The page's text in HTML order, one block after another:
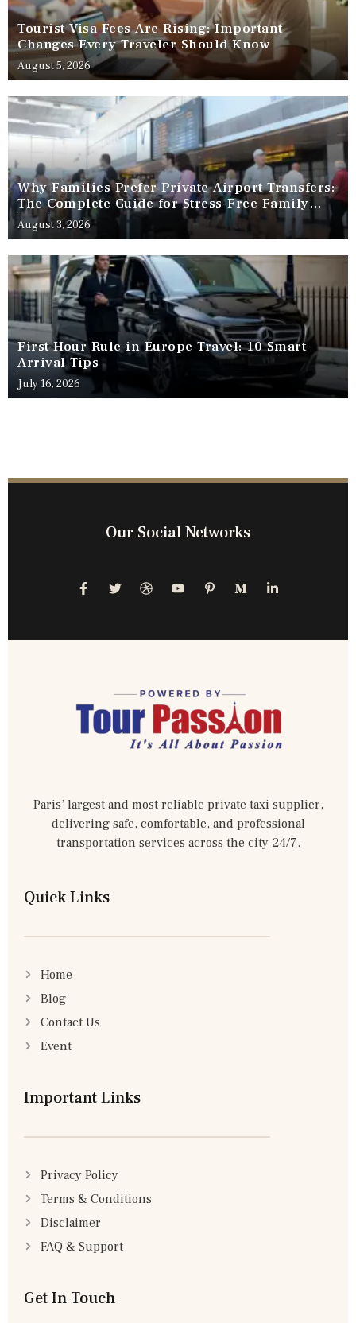
Tourist Visa Fees Are Rising: Important
Changes Every Traveler Should Know
August 5, 2026
Why Families Prefer Private Airport Transfers:
The Complete Guide for Stress-Free Family
Travel
August 3, 2026
First Hour Rule in Europe Travel: 10 Smart
Arrival Tips
July 16, 2026
Our Social Networks
Paris’ largest and most reliable private taxi supplier,
delivering safe, comfortable, and professional
transportation services across the city 24/7.
Quick Links
Home
Blog
Contact Us
Event
Important Links
Privacy Policy
Terms & Conditions
Disclaimer
FAQ & Support
Get In Touch